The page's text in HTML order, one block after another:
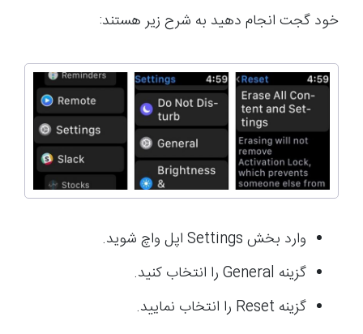
خود گجت انجام دهید به شرح زیر هستند:
وارد بخش Settings اپل واچ شوید.
گزینه General را انتخاب کنید.
گزینه Reset را انتخاب نمایید.